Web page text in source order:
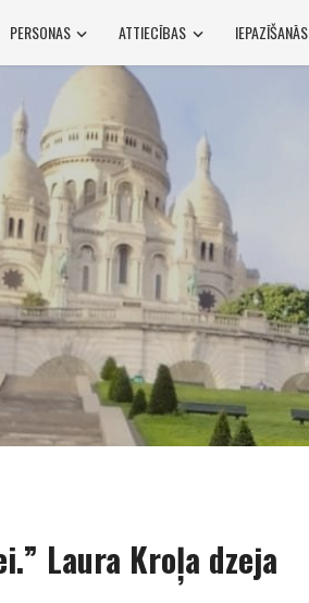
PERSONAS ATTIECĪBAS IEPAZĪŠANĀS
Laura Kroļa dzeja